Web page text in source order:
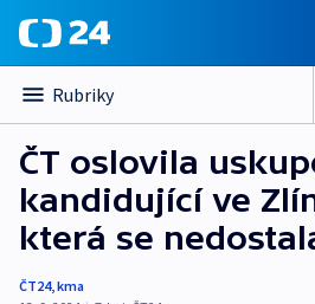
Rubriky
ČT oslovila
kandidující ve
která se
ČT24,kma